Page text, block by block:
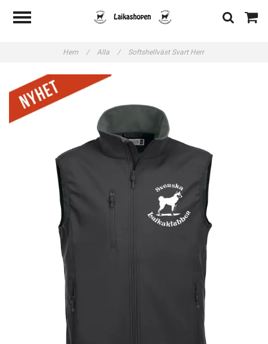
Hem / Alla / Softshellväst Svart Herr